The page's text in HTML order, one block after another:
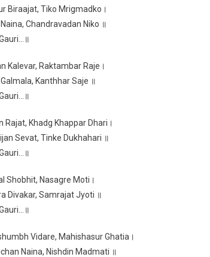
Biraajat, Tiko Mrigmadko।
Chandravadan Niko ॥
Kalevar, Raktambar Raje।
Kanthhar Saje ॥
Rajat, Khadg Khappar Dhari।
Sevat, Tinke Dukhahari ॥
Shobhit, Nasagre Moti।
Divakar, Samrajat Jyoti ॥
Vidare, Mahishasur Ghatia।
Naina, Nishdin Madmati ॥